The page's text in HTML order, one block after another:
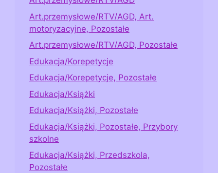
Art.przemysłowe/RTV/AGD, Art.
motoryzacyjne, Pozostałe
Art.przemysłowe/RTV/AGD, Pozostałe
Edukacja/Korepetycje
Edukacja/Korepetycje, Pozostałe
Edukacja/Książki
Edukacja/Książki, Pozostałe
Edukacja/Książki, Pozostałe, Przybory
szkolne
Edukacja/Książki, Przedszkola,
Pozostałe